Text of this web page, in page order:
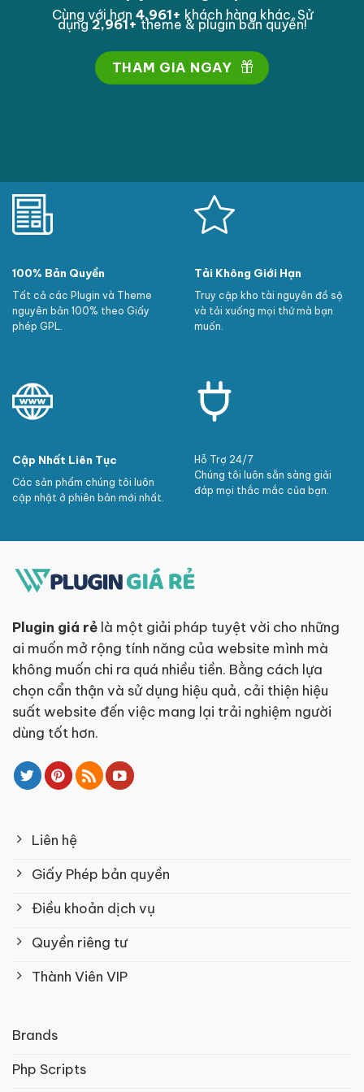
Cùng với hơn 4,994+ khách hàng khác. Sử
dụng2,994 + theme & plugin bản quyền!
THAM GIA NGAY
100% Bản Quyền
Tất cả các Plugin và Theme
nguyên bản 100% theo Giấy
phép GPL.
Tải Không Giới Hạn
Truy cập kho tài nguyên đồ sộ
và tải xuống mọi thứ mà bạn
muốn.
Cập Nhất Liên Tục
Các sản phẩm chúng tôi luôn
cập nhật ở phiên bản mới nhất.
Hỗ Trợ 24/7
Chúng tôi luôn sẵn sàng giải
đáp mọi thắc mắc của bạn.
Plugin giá rẻ là một giải pháp tuyệt vời cho những
ai muốn mở rộng tính năng của website mình mà
không muốn chi ra quá nhiều tiền. Bằng cách lựa
chọn cẩn thận và sử dụng hiệu quả, cải thiện hiệu
suất website đến việc mang lại trải nghiệm người
dùng tốt hơn.
Liên hệ
Giấy Phép bản quyền
Điều khoản dịch vụ
Quyền riêng tư
Thành Viên VIP
Brands
Php Scripts